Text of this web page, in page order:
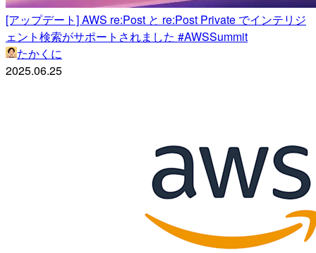
[アップデート] AWS re:Post と re:Post Private でインテリジ
ェント検索がサポートされました #AWSSummit
たかくに
2025.06.25